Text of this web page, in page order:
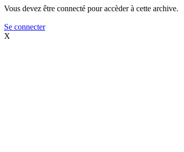
Vous devez être connecté pour accèder à cette archive.
Se connecter
X